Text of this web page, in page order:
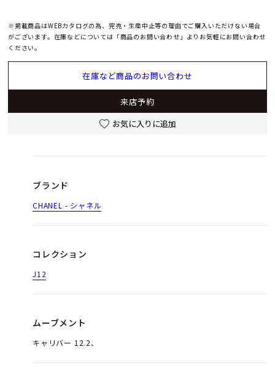
※掲載商品はWEBカタログの為、完売・生産中止等の理由でご購入いただけない場合
がございます。在庫などについては「商品のお問い合わせ」よりお気軽にお問い合わせ
ください。
在庫など商品のお問い合わせ
来店予約
お気に入りに追加
ブランド
CHANEL - シャネル
コレクション
J12
ムーブメント
キャリバー 12.2、